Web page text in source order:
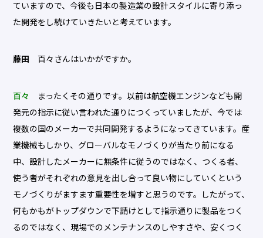
ていますので、今後も日本の製造業の設計スタイルに寄り添っ
た開発をし続けていきたいと考えています。
藤田 百々さんはいかがですか。
百々
まったくその通りです。以前は航空機エンジンなども開
発元の指示に従い言われた通りにつくっていましたが、今では
複数の国のメーカーで共同開発するようになってきています。産
業機械もしかり、グローバルなモノづくりが当たり前になる
中、設計したメーカーに無条件に従うのではなく、つくる者、
使う者がそれぞれの意見を出し合って良い物にしていくという
モノづくりがますます重要性を増すと思うのです。したがって、
何もかもがトップダウンで下請けとして指示通りに製品をつく
るのではなく、現場でのメンテナンスのしやすさや、安くつく